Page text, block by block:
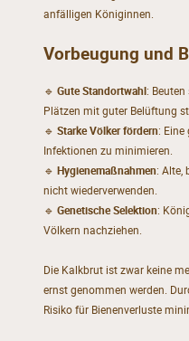
anfälligen Königinnen.
Vorbeugung und
🔹 Gute Standortwahl:
Plätzen mit guter Belüftung
🔹 Starke Völker fördern:
Infektionen zu minimieren.
🔹 Hygienemaßnahmen: Alte,
nicht wiederverwenden.
🔹 Genetische Selektion:
Völkern nachziehen.
Die Kalkbrut ist zwar keine
ernst genommen werden.
Risiko für Bienenverluste